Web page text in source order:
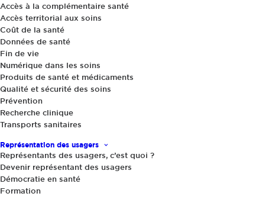
Accès à la complémentaire santé
Accès territorial aux soins
Coût de la santé
Données de santé
Fin de vie
Numérique dans les soins
Produits de santé et médicaments
Qualité et sécurité des soins
Prévention
Recherche clinique
Transports sanitaires
Représentation des usagers
Représentants des usagers, c’est quoi ?
Devenir représentant des usagers
Démocratie en santé
Formation
Actualités | 4 avril 2018
Alimentation, activité physique et
cancer